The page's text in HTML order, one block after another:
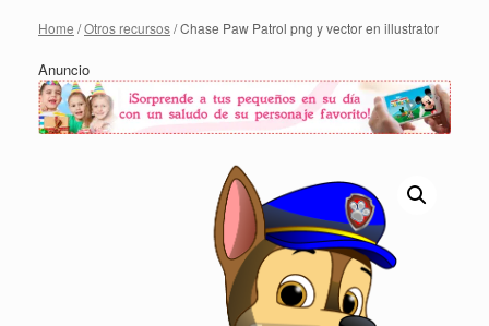
Home /Otros recursos/ Chase Paw Patrol png y vector en illustrator
Anuncio